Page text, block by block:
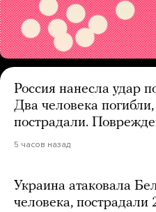
Россия нанесла удар
Два человека
пострадали.
5 часов назад
Украина атаковала
человека, пострадали